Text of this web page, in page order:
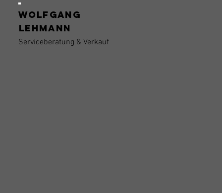
wolfgang
Lehmann
Serviceberatung & Verkauf